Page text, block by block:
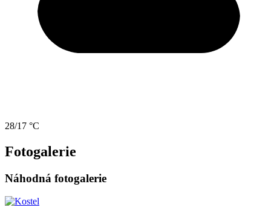
28/17 °C
Fotogalerie
Náhodná fotogalerie